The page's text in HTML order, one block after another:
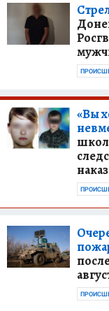
«Вы